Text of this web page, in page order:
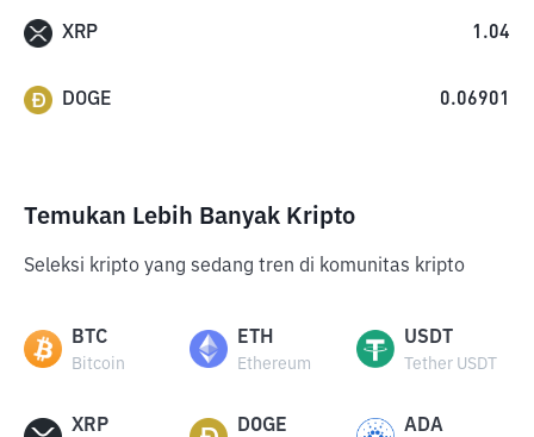
XRP 1.04
DOGE 0.06901
Temukan Lebih Banyak Kripto
Seleksi kripto yang sedang tren di komunitas kripto
BTC
Bitcoin
ETH
Ethereum
USDT
Tether USDT
XRP DOGE ADA